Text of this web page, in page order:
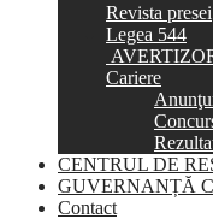
Revista presei
Legea 544
Cariere
CENTRUL DE
GUVERNANȚĂ
Contact